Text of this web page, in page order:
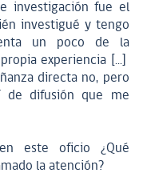
investigación fue el
investigué y tengo
un poco de la
experiencia [...]
directa no, pero
de difusión que me
este oficio ¿Qué
la atención?